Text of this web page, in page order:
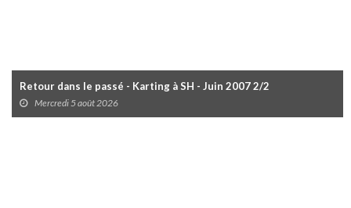
Retour dans le passé - Karting à SH - Juin 2007 2/2
Mercredi 5 août 2026